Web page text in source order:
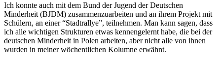
Ich konnte auch mit dem Bund der Jugend der Deutschen
Minderheit (BJDM) zusammenzuarbeiten und an ihrem Projekt mit
Schülern, an einer “Stadtrallye”, teilnehmen. Man kann sagen, dass
ich alle wichtigen Strukturen etwas kennengelernt habe, die bei der
deutschen Minderheit in Polen arbeiten, aber nicht alle von ihnen
wurden in meiner wöchentlichen Kolumne erwähnt.